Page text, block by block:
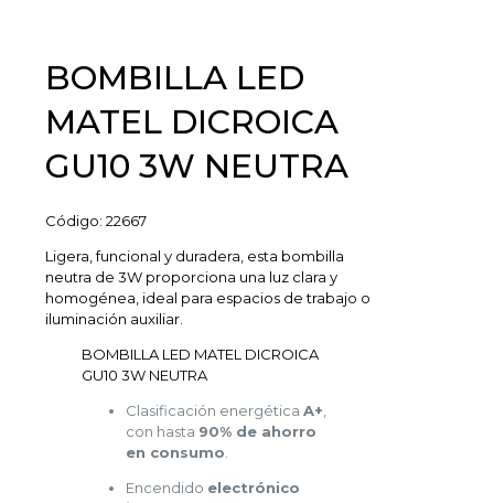
BOMBILLA LED
MATEL DICROICA
GU10 3W NEUTRA
Código: 22667
Ligera, funcional y duradera, esta bombilla
neutra de 3W proporciona una luz clara y
homogénea, ideal para espacios de trabajo o
iluminación auxiliar.
BOMBILLA LED MATEL DICROICA
GU10 3W NEUTRA
Clasificación energética A+
con hasta 90% de ahorro
en consumo
Encendido electrónico